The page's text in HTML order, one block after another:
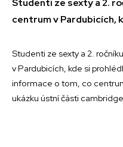
Studenti ze sexty a 2.
centrum v Pardubicích,
Studenti ze sexty a 2.
v Pardubicích, kde si
informace o tom, co
ukázku ústní části